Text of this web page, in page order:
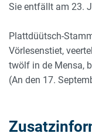
Sie entfällt am 23.
Plattdüütsch-
Vörlesenstiet,
twölf in de Mensa,
(An den 17.